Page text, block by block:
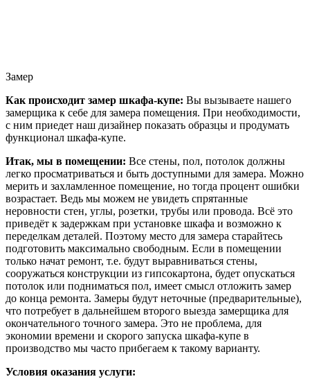
Замер
Как происходит замер шкафа-купе: Вы вызываете нашего
замерщика к себе для замера помещения. При необходимости,
с ним приедет наш дизайнер показать образцы и продумать
функционал шкафа-купе.
Итак, мы в помещении: Все стены, пол, потолок должны
легко просматриваться и быть доступными для замера. Можно
мерить и захламленное помещение, но тогда процент ошибки
возрастает. Ведь мы можем не увидеть спрятанные
неровности стен, углы, розетки, трубы или провода. Всё это
приведёт к задержкам при установке шкафа и возможно к
переделкам деталей. Поэтому место для замера старайтесь
подготовить максимально свободным. Если в помещении
только начат ремонт, т.е. будут выравниваться стены,
сооружаться конструкции из гипсокартона, будет опускаться
потолок или подниматься пол, имеет смысл отложить замер
до конца ремонта. Замеры будут неточные (предварительные),
что потребует в дальнейшем второго выезда замерщика для
окончательного точного замера. Это не проблема, для
экономии времени и скорого запуска шкафа-купе в
производство мы часто прибегаем к такому варианту.
Условия оказания услуги: